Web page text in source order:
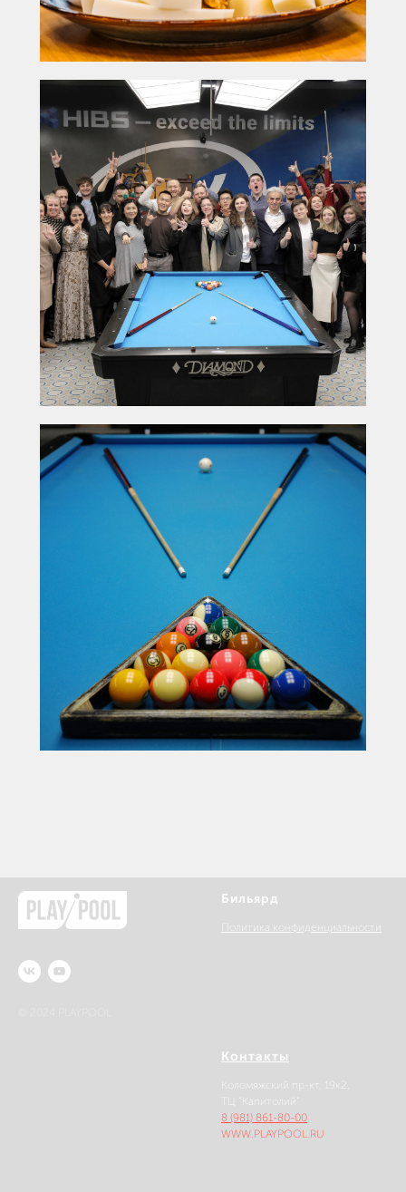
Бильярд
Политика конфиденциальности
Контакты
Коломяжский пр-кт, 19к2,
ТЦ "Капитолий"
8 (981) 861-80-00
WWW.PLAYPOOL.RU